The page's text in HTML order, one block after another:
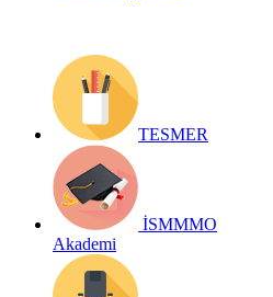
TESMER
İSMMMO
Akademi